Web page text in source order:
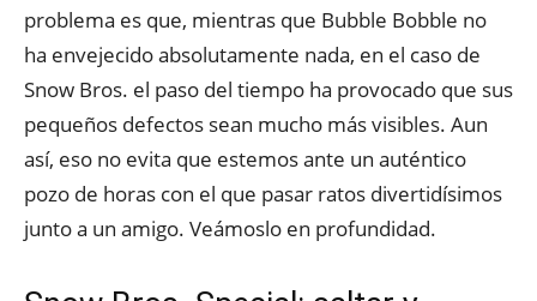
problema es que, mientras que Bubble Bobble no
ha envejecido absolutamente nada, en el caso de
Snow Bros. el paso del tiempo ha provocado que sus
pequeños defectos sean mucho más visibles. Aun
así, eso no evita que estemos ante un auténtico
pozo de horas con el que pasar ratos divertidísimos
junto a un amigo. Veámoslo en profundidad.